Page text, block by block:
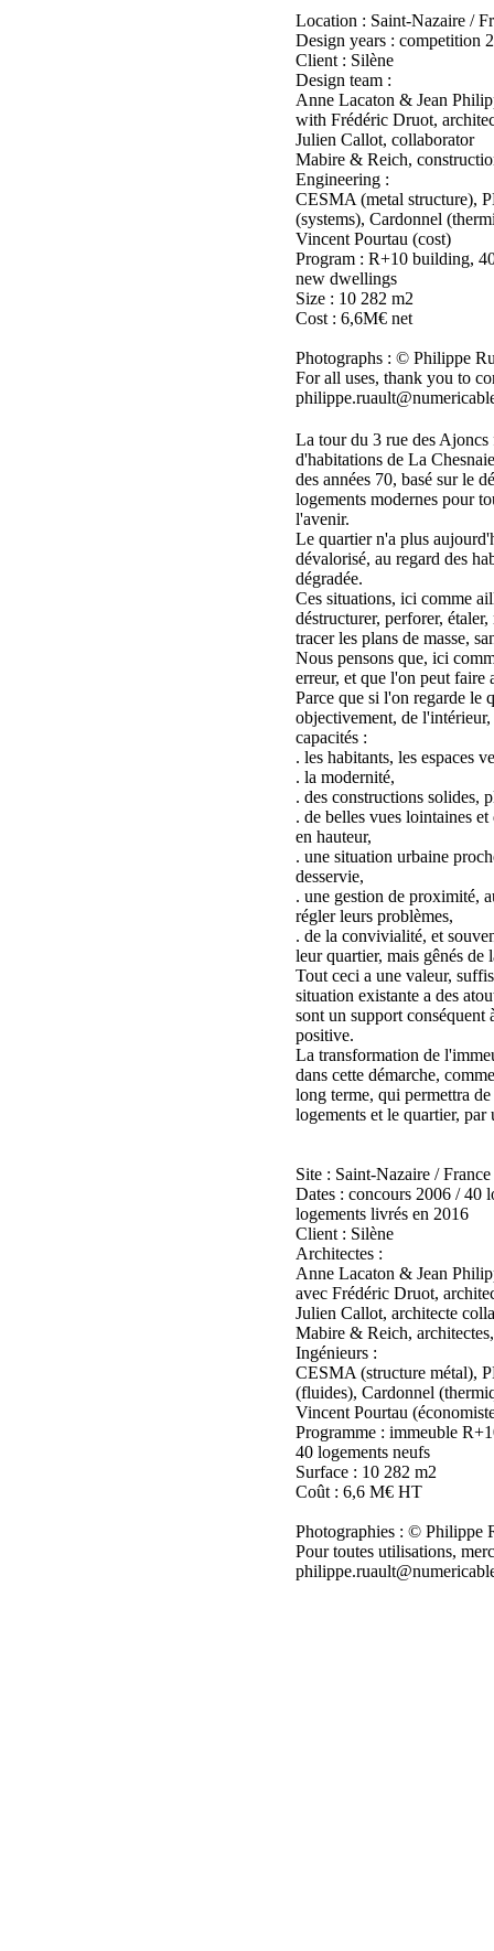
Location : Saint-Nazaire /
Design years : competition
Client : Silène
Design team :
Anne Lacaton & Jean
with Frédéric Druot,
Julien Callot, collaborator
Mabire & Reich,
Engineering :
CESMA (metal structure),
(systems), Cardonnel
Vincent Pourtau (cost)
Program : R+10 building,
new dwellings
Size : 10 282 m2
Cost : 6,6M€ net
Photographs : © Philippe
For all uses, thank you to
La tour du 3 rue des Ajoncs
d'habitations de La
des années 70, basé sur le
logements modernes pour
l'avenir.
Le quartier n'a plus
dévalorisé, au regard des
dégradée.
Ces situations, ici comme
déstructurer, perforer,
tracer les plans de masse,
Nous pensons que, ici
erreur, et que l'on peut faire
Parce que si l'on regarde le
objectivement, de
capacités :
. les habitants, les espaces
. la modernité,
. des constructions solides,
. de belles vues lointaines
en hauteur,
. une situation urbaine
desservie,
. une gestion de proximité,
régler leurs problèmes,
. de la convivialité, et
leur quartier, mais gênés
Tout ceci a une valeur,
situation existante a des
sont un support conséquent
positive.
La transformation de
dans cette démarche,
long terme, qui permettra
logements et le quartier,
Site : Saint-Nazaire / France
Dates : concours 2006 / 40
logements livrés en 2016
Client : Silène
Architectes :
Anne Lacaton & Jean
avec Frédéric Druot,
Julien Callot, architecte
Mabire & Reich,
Ingénieurs :
CESMA (structure métal),
(fluides), Cardonnel
Vincent Pourtau
Programme : immeuble
40 logements neufs
Surface : 10 282 m2
Coût : 6,6 M€ HT
Photographies : © Philippe
Pour toutes utilisations,